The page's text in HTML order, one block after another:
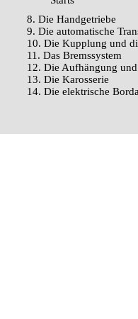
8. Die Handgetriebe
9. Die automatische
10. Die Kupplung und
11. Das Bremssystem
12. Die Aufhängung
13. Die Karosserie
14. Die elektrische